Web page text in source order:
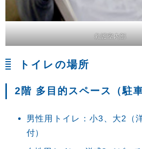
救護室内部
トイレの場所
2階 多目的スペース（駐
男性用トイレ：小3、大2（
付）